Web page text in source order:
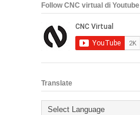
Follow CNC virtual di Youtube
Translate